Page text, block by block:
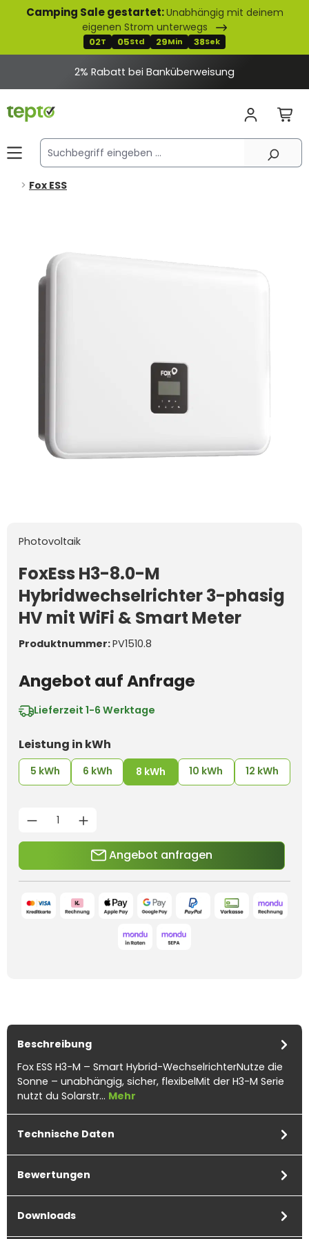
springen
Camping Sale gestartet:Unabhängig mit deinem
eigenen Strom unterwegs
02T 05Std 29Min 38Sek
2% Rabatt bei Banküberweisung
Fox ESS
Photovoltaik
FoxEss H3-8.0-M
Hybridwechselrichter 3-phasig
HV mit WiFi & Smart Meter
Produktnummer:PV1510.8
Angebot auf Anfrage
Lieferzeit 1-6 Werktage
Leistung in kWh
5 kWh 6 kWh 8 kWh 10 kWh 12 kWh
Angebot anfragen
Beschreibung
Fox ESS H3-M – Smart Hybrid-WechselrichterNutze die
Sonne – unabhängig, sicher, flexibelMit der H3-M Serie
nutzt du Solarstr… Mehr
Technische Daten
Bewertungen
Downloads